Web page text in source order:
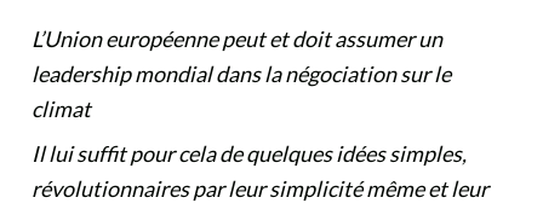
L’Union européenne peut et doit assumer un
leadership mondial dans la négociation sur le
climat
Il lui suffit pour cela de quelques idées simples,
révolutionnaires par leur simplicité même et leur